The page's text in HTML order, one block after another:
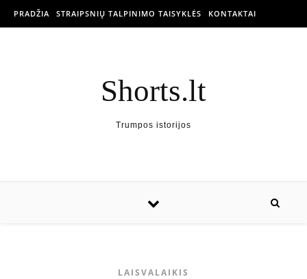
PRADŽIA STRAIPSNIŲ TALPINIMO TAISYKLĖS KONTAKTAI
Shorts.lt
Trumpos istorijos
LAISVALAIKIS